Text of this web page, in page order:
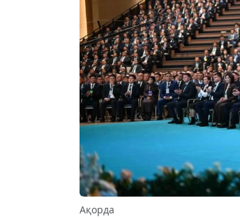
Ақорда